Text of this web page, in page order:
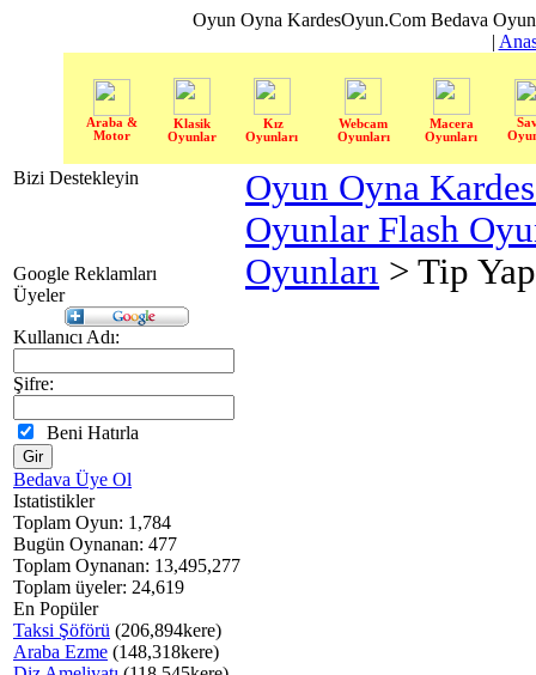
Oyun Oyna KardesOyun.Com Bedava
|
Araba &
Motor
Klasik
Oyunlar
Kız
Oyunları
Webcam
Oyunları
Macera
Oyunları
Bizi Destekleyin
Google Reklamları
Üyeler
Kullanıcı Adı:
Şifre:
Beni Hatırla
Bedava Üye Ol
Istatistikler
Toplam Oyun: 1,784
Bugün Oynanan: 477
Toplam Oynanan: 13,495,277
Toplam üyeler: 24,619
En Popüler
Taksi Şöförü (206,894kere)
Araba Ezme (148,318kere)
Oyun Oyna
Oyunlar Flash
Oyunları > Tip